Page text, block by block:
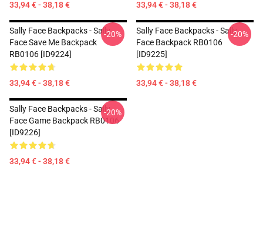
33,94 € - 38,18 € 33,94 € - 38,18 €
Sally Face Backpacks - Sally
Face Save Me Backpack
RB0106 [ID9224]
33,94 € - 38,18 €
-20%
Sally Face Backpacks - Sally
Face Backpack RB0106
[ID9225]
33,94 € - 38,18 €
-20%
Sally Face Backpacks - Sally
Face Game Backpack RB0106
[ID9226]
33,94 € - 38,18 €
-20%